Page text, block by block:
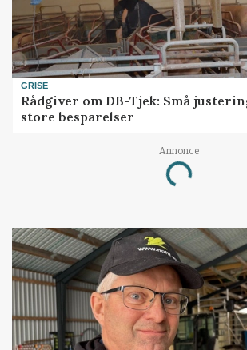
GRISE
Rådgiver om DB-Tjek: Små
store besparelser
Annonce
Loading...